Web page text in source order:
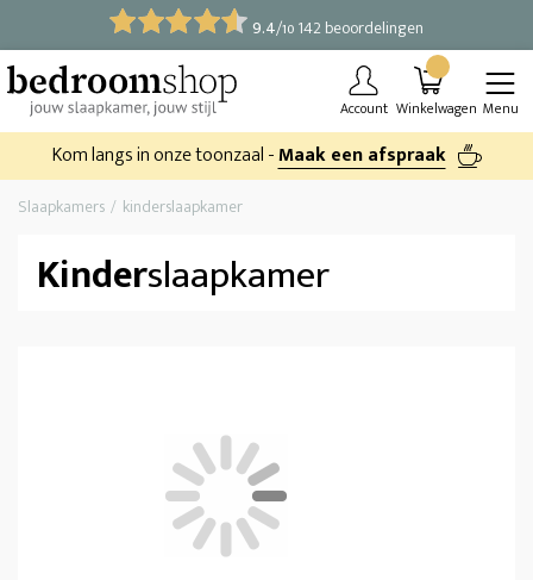
9.4/10 142 beoordelingen
Account Winkelwagen Menu
Kom langs in onze toonzaal -Maak een afspraak
Slaapkamers kinderslaapkamer
Kinderslaapkamer